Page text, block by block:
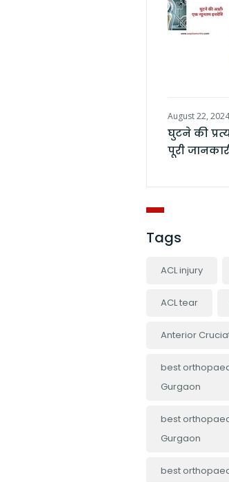
August 22, 2024
घुटने की
पूरी
Tags
ACL injury
ACL tear
Anterior
best
Gurgaon
best
Gurgaon
best